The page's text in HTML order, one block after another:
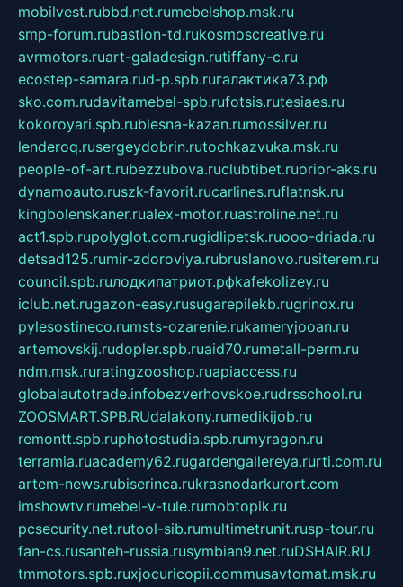
mobilvest.rubbd.net.rumebelshop.msk.ru
smp-forum.rubastion-td.rukosmoscreative.ru
avrmotors.ruart-galadesign.rutiffany-c.ru
ecostep-samara.rud-p.spb.ruгалактика73.рф
sko.com.rudavitamebel-spb.rufotsis.rutesiaes.ru
kokoroyari.spb.rublesna-kazan.rumossilver.ru
lenderoq.rusergeydobrin.rutochkazvuka.msk.ru
people-of-art.rubezzubova.ruclubtibet.ruorior-aks.ru
dynamoauto.ruszk-favorit.rucarlines.ruflatnsk.ru
kingbolenskaner.rualex-motor.ruastroline.net.ru
act1.spb.rupolyglot.com.rugidlipetsk.ruooo-driada.ru
detsad125.rumir-zdoroviya.rubruslanovo.rusiterem.ru
council.spb.ruлодкипатриот.рфkafekolizey.ru
iclub.net.rugazon-easy.rusugarepilekb.rugrinox.ru
pylesostineco.rumsts-ozarenie.rukameryjooan.ru
artemovskij.rudopler.spb.ruaid70.rumetall-perm.ru
ndm.msk.ruratingzooshop.ruapiaccess.ru
globalautotrade.infobezverhovskoe.rudrsschool.ru
ZOOSMART.SPB.RUdalakony.rumedikijob.ru
remontt.spb.ruphotostudia.spb.rumyragon.ru
terramia.ruacademy62.rugardengallereya.rurti.com.ru
artem-news.rubiserinca.rukrasnodarkurort.com
imshowtv.rumebel-v-tule.rumobtopik.ru
pcsecurity.net.rutool-sib.rumultimetrunit.rusp-tour.ru
fan-cs.rusanteh-russia.rusymbian9.net.ruDSHAIR.RU
tmmotors.spb.ruxjocuricopii.commusavtomat.msk.ru